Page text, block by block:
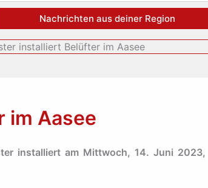
Nachrichten aus deiner Region
installiert Belüfter im Aasee
im Aasee
installiert am Mittwoch, 14. Juni 2023,